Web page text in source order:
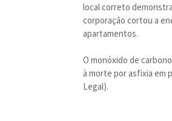
local correto
corporação cortou a
apartamentos.
O monóxido de
à morte por asfixia em
Legal).